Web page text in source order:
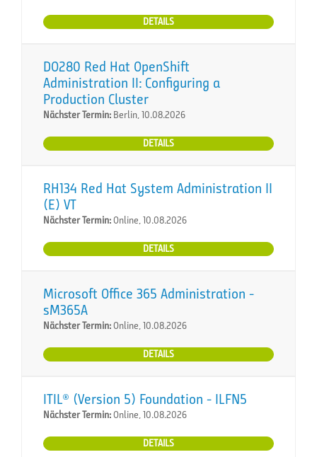
DETAILS
DO280 Red Hat OpenShift
Administration II: Configuring a
Production Cluster
Nächster Termin: Berlin, 10.08.2026
DETAILS
RH134 Red Hat System Administration II
(E) VT
Nächster Termin:Online, 10.08.2026
DETAILS
Microsoft Office 365 Administration -
sM365A
Nächster Termin:Online, 10.08.2026
DETAILS
ITIL® (Version 5) Foundation - ILFN5
Nächster Termin:Online, 10.08.2026
DETAILS